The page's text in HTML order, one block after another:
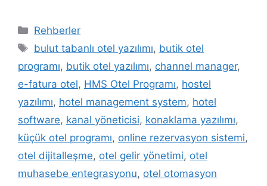
Kategoriler
Rehberler
Etiketler
bulut tabanlı otel yazılımı, butik otel
programı, butik otel yazılımı, channel manager,
e-fatura otel, HMS Otel Programı, hostel
yazılımı, hotel management system, hotel
software, kanal yöneticisi, konaklama yazılımı,
küçük otel programı, online rezervasyon sistemi,
otel dijitalleşme, otel gelir yönetimi, otel
muhasebe entegrasyonu, otel otomasyon